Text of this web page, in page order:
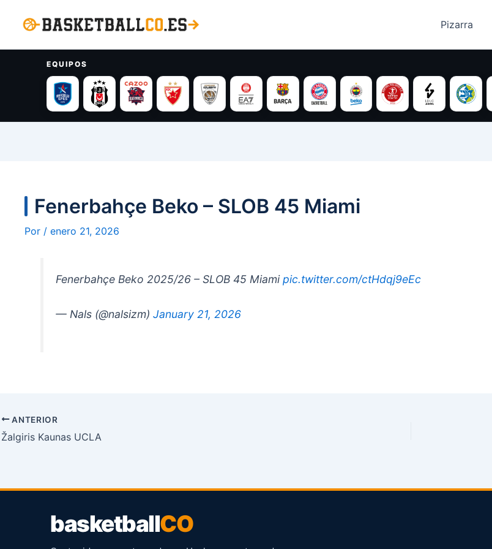
Pizarra
EQUIPOS
Fenerbahçe Beko – SLOB 45 Miami
Por / enero 21, 2026
Fenerbahçe Beko 2025/26 – SLOB 45 Miamipic.twitter.com/ctHdqj9eEc
— Nals (@nalsizm)January 21, 2026
ANTERIOR
Žalgiris Kaunas UCLA
basketballCO